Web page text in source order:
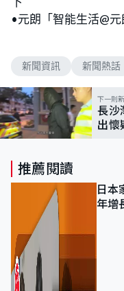
•元朗「智能生活@
新聞資訊 新聞熱話
下一則
長
出懷
推薦閱讀
日
年增